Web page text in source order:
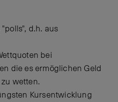
d.h. aus
bei
die es ermöglichen Geld
wetten.
Kursentwicklung